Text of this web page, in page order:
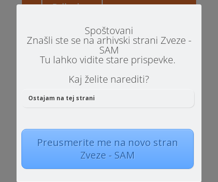
Prijavi se
Spoštovani
Znašli ste se na arhivski strani Zveze -
SAM
Tu lahko vidite stare prispevke.
Kaj želite narediti?
Ostajam na tej strani
Preusmerite me na novo stran
Zveze - SAM